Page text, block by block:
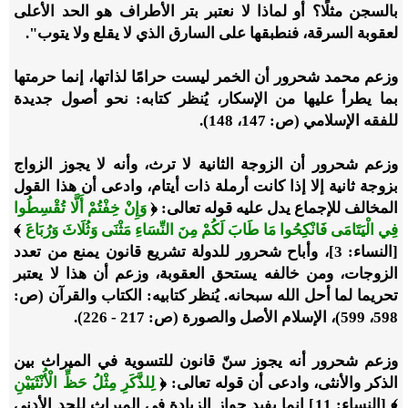
بالسجن مثلًا؟ أو لماذا لا نعتبر بتر الأطراف هو الحد الأعلى
لعقوبة السرقة، فنطبقها على السارق الذي لا يقلع ولا يتوب".
وزعم محمد شحرور أن الخمر ليست حرامًا لذاتها، إنما حرمتها
بما يطرأ عليها من الإسكار، يُنظر كتابه: نحو أصول جديدة
للفقه الإسلامي (ص: 147، 148).
وزعم شحرور أن الزوجة الثانية لا ترث، وأنه لا يجوز الزواج
بزوجة ثانية إلا إذا كانت أرملة ذات أيتام، وادعى أن هذا القول
المخالف للإجماع يدل عليه قوله تعالى: ﴿وَإِنْ خِفْتُمْ أَلَّا تُقْسِطُوا
فِي الْيَتَامَى فَانْكِحُوا مَا طَابَ لَكُمْ مِنَ النِّسَاءِ مَثْنَى وَثُلَاثَ وَرُبَاعَ ﴾
[النساء: 3]، وأباح شحرور للدولة تشريع قانون يمنع من تعدد
الزوجات، ومن خالفه يستحق العقوبة، وزعم أن هذا لا يعتبر
تحريما لما أحل الله سبحانه. يُنظر كتابيه: الكتاب والقرآن (ص:
598، 599)، الإسلام الأصل والصورة (ص: 217 - 226).
وزعم شحرور أنه يجوز سنّ قانون للتسوية في الميراث بين
الذكر والأنثى، وادعى أن قوله تعالى: ﴿لِلذَّكَرِ مِثْلُ حَظِّ الْأُنْثَيَيْنِ